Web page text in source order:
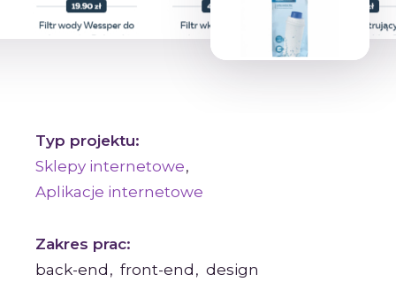
Typ projektu:
Sklepy internetowe
Aplikacje internetowe
Zakres prac:
back-end front-end design